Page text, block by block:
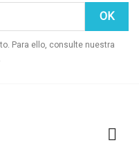
Para ello, consulte nuestra
